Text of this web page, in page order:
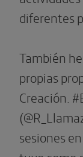
diferentes
También
propias
Creación.
sesiones